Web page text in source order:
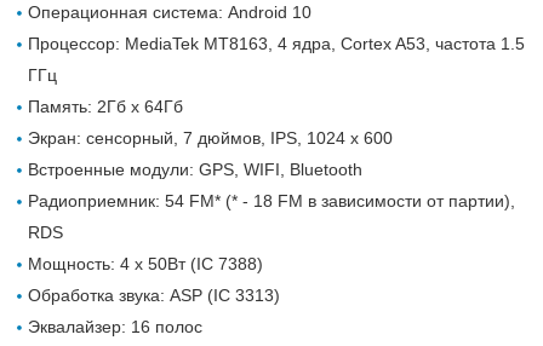
Операционная система: Android 10
Процессор: MediaTek MT8163, 4 ядра, Сortex A53, частота 1.5
ГГц
Память: 2Гб х 64Гб
Экран: сенсорный, 7 дюймов, IPS, 1024 х 600
Встроенные модули: GPS, WIFI, Bluetooth
Радиоприемник: 54 FM* (* - 18 FM в зависимости от партии),
RDS
Мощность: 4 х 50Вт (IC 7388)
Обработка звука: ASP (IC 3313)
Эквалайзер: 16 полос